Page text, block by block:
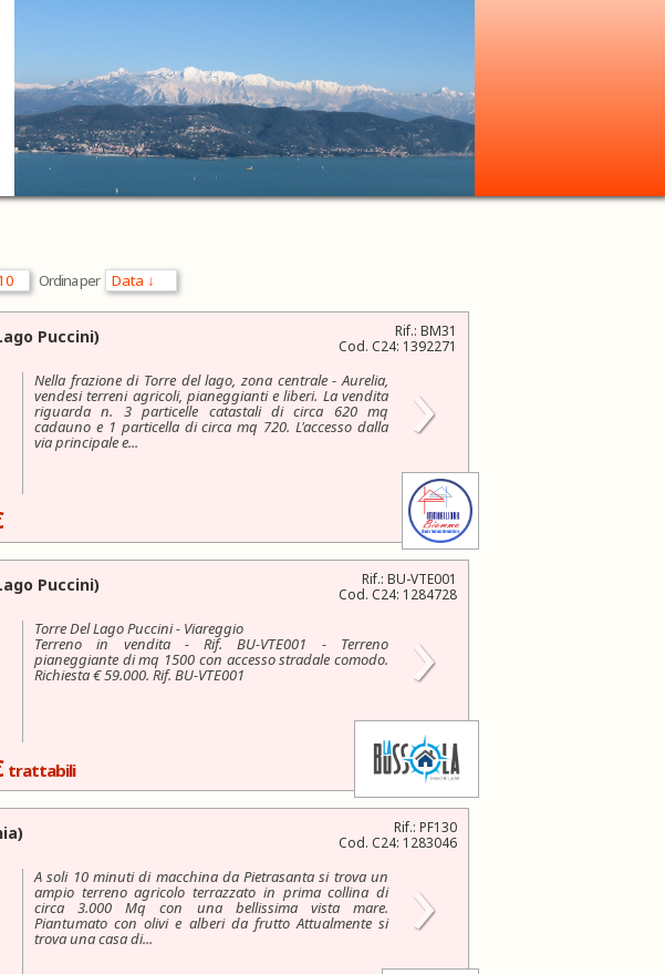
Ordina per
Rif.: BM31
Cod. C24: 1392271
Puccini)
Nella frazione di Torre del lago, zona centrale - Aurelia,
vendesi terreni agricoli, pianeggianti e liberi. La vendita
riguarda n. 3 particelle catastali di circa 620 mq
cadauno e 1 particella di circa mq 720. L'accesso dalla
via principale e... ›
Rif.: BU-VTE001
Cod. C24: 1284728
Puccini)
Torre Del Lago Puccini - Viareggio
Terreno in vendita - Rif. BU-VTE001 - Terreno
pianeggiante di mq 1500 con accesso stradale comodo.
Richiesta € 59.000. Rif. BU-VTE001 ›
trattabili
Rif.: PF130
Cod. C24: 1283046
A soli 10 minuti di macchina da Pietrasanta si trova un
ampio terreno agricolo terrazzato in prima collina di
circa 3.000 Mq con una bellissima vista mare.
Piantumato con olivi e alberi da frutto Attualmente si
trova una casa di... ›